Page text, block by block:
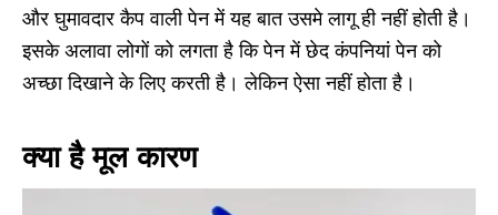
और घुमावदार कैप वाली पेन में यह बात उसमे लागू ही नहीं होती है।
इसके अलावा लोगों को लगता है कि पेन में छेद कंपनियां पेन को
अच्छा दिखाने के लिए करती है। लेकिन ऐसा नहीं होता है।
क्या है मूल कारण